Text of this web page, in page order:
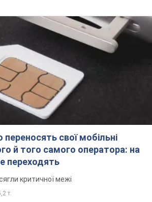
переносять свої мобільні
й того самого оператора: на
переходять
критичної межі
т.